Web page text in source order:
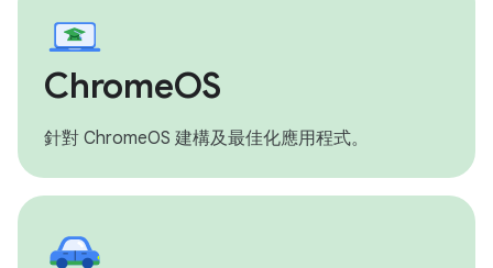
ChromeOS
針對 ChromeOS 建構及最佳化應用程式。